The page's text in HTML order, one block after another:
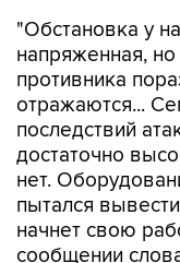
"Обстановка у
напряженная,
противника
отражаются...
последствий
достаточно
нет.
пытался
начнет свою
сообщении